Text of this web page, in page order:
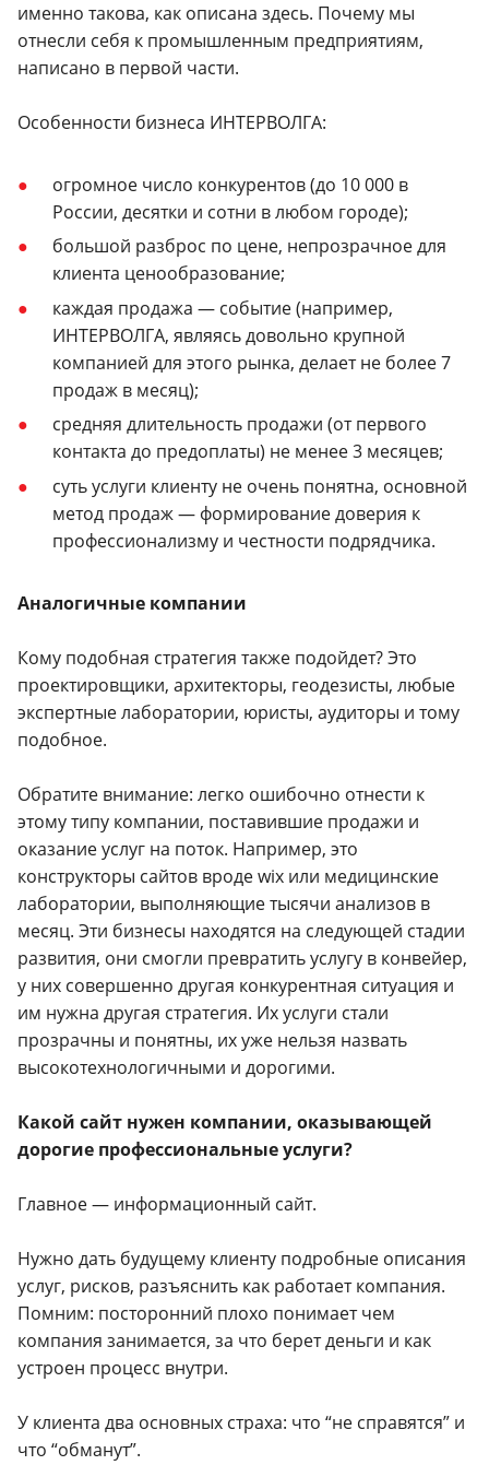
именно такова, как описана здесь. Почему мы
отнесли себя к промышленным предприятиям,
написано в первой части.
Особенности бизнеса ИНТЕРВОЛГА:
огромное число конкурентов (до 10 000 в
России, десятки и сотни в любом городе);
большой разброс по цене, непрозрачное для
клиента ценообразование;
каждая продажа — событие (например,
ИНТЕРВОЛГА, являясь довольно крупной
компанией для этого рынка, делает не более 7
продаж в месяц);
средняя длительность продажи (от первого
контакта до предоплаты) не менее 3 месяцев;
суть услуги клиенту не очень понятна, основной
метод продаж — формирование доверия к
профессионализму и честности подрядчика.
Аналогичные компании
Кому подобная стратегия также подойдет? Это
проектировщики, архитекторы, геодезисты, любые
экспертные лаборатории, юристы, аудиторы и тому
подобное.
Обратите внимание: легко ошибочно отнести к
этому типу компании, поставившие продажи и
оказание услуг на поток. Например, это
конструкторы сайтов вроде wix или медицинские
лаборатории, выполняющие тысячи анализов в
месяц. Эти бизнесы находятся на следующей стадии
развития, они смогли превратить услугу в конвейер,
у них совершенно другая конкурентная ситуация и
им нужна другая стратегия. Их услуги стали
прозрачны и понятны, их уже нельзя назвать
высокотехнологичными и дорогими.
Какой сайт нужен компании, оказывающей
дорогие профессиональные услуги?
Главное — информационный сайт.
Нужно дать будущему клиенту подробные описания
услуг, рисков, разъяснить как работает компания.
Помним: посторонний плохо понимает чем
компания занимается, за что берет деньги и как
устроен процесс внутри.
У клиента два основных страха: что “не справятся” и
что “обманут”.